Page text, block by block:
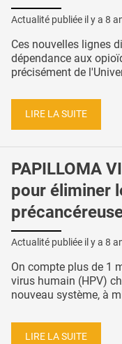
Actualité publiée il y a 8
Ces nouvelles lignes
dépendance aux
précisément de
LIRE LA SUITE
PAPILLOMA
pour éliminer
Actualité publiée il y a 8
On compte plus de 1
virus humain (HPV)
nouveau système, à
LIRE LA SUITE